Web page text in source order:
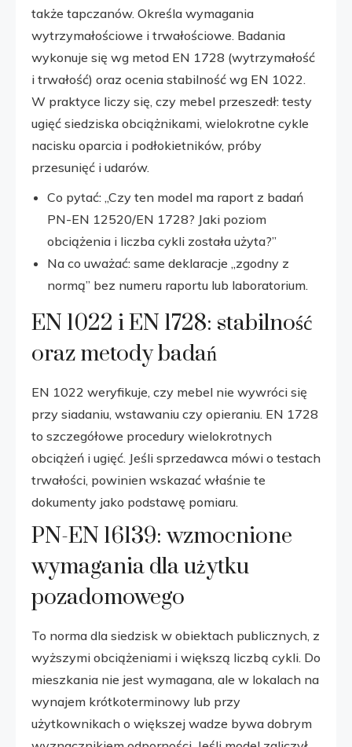
także tapczanów. Określa wymagania
wytrzymałościowe i trwałościowe. Badania
wykonuje się wg metod EN 1728 (wytrzymałość
i trwałość) oraz ocenia stabilność wg EN 1022.
W praktyce liczy się, czy mebel przeszedł: testy
ugięć siedziska obciążnikami, wielokrotne cykle
nacisku oparcia i podłokietników, próby
przesunięć i udarów.
Co pytać: „Czy ten model ma raport z badań
PN-EN 12520/EN 1728? Jaki poziom
obciążenia i liczba cykli została użyta?”
Na co uważać: same deklaracje „zgodny z
normą” bez numeru raportu lub laboratorium.
EN 1022 i EN 1728: stabilność
oraz metody badań
EN 1022 weryfikuje, czy mebel nie wywróci się
przy siadaniu, wstawaniu czy opieraniu. EN 1728
to szczegółowe procedury wielokrotnych
obciążeń i ugięć. Jeśli sprzedawca mówi o testach
trwałości, powinien wskazać właśnie te
dokumenty jako podstawę pomiaru.
PN-EN 16139: wzmocnione
wymagania dla użytku
pozadomowego
To norma dla siedzisk w obiektach publicznych, z
wyższymi obciążeniami i większą liczbą cykli. Do
mieszkania nie jest wymagana, ale w lokalach na
wynajem krótkoterminowy lub przy
użytkownikach o większej wadze bywa dobrym